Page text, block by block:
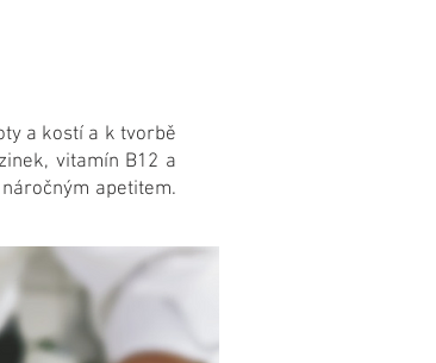
a kostí a k tvorbě
vitamín B12 a
apetitem.